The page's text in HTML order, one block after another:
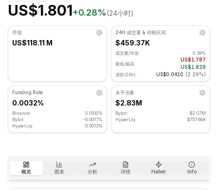
US$1.801+0.28%(24小时)
市值
US$118.11 M
24H 成交量 & 价格区间
$459.37K
成交量/市值:
0.39%
最低/最高:
US$1.787
US$1.828
涨跌(24h): US$0.0410 (2.29%)
Funding Rate
0.0032%
Binance:
0.0100%
Bybit:
-0.0017%
HyperLiq:
0.0013%
未平仓量
$2.83M
Bybit:
$2.07M
HyperLiq:
$757.68K
概览 图表 分析 详情 Haber Info